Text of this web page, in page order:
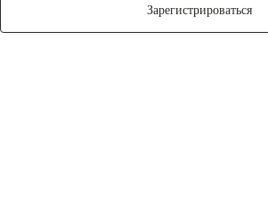
Зарегистрироваться